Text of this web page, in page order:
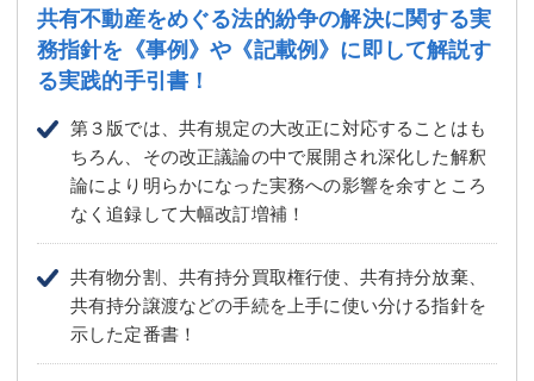
共有不動産をめぐる法的紛争の解決に関する実
務指針を 《事例》や《記載例》に即して解説す
る実践的手引書！
第３版では、共有規定の大改正に対応することはも
ちろん、その改正議論の中で展開され深化した解釈
論により明らかになった実務への影響を余すところ
なく追録して大幅改訂増補！
共有物分割、共有持分買取権行使、共有持分放棄、
共有持分譲渡などの手続を上手に使い分ける指針を
示した定番書！